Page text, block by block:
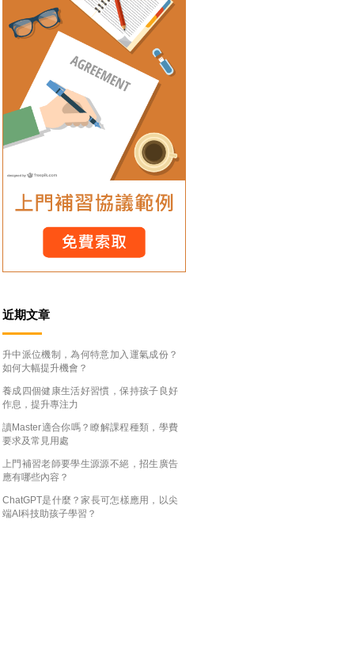
近期文章
升中派位機制，為何特意加入運氣成份？
如何大幅提升機會？
養成四個健康生活好習慣，保持孩子良好
作息，提升專注力
讀Master適合你嗎？瞭解課程種類，學費
要求及常見用處
上門補習老師要學生源源不絕，招生廣告
應有哪些內容？
ChatGPT是什麼？家長可怎樣應用，以尖
端AI科技助孩子學習？